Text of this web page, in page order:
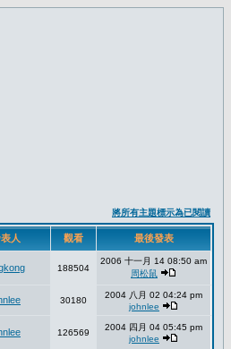
將所有主題標示為已閱讀
人 觀看 最後發表
188504
2006 十一月 14 08:50 am
周松鼠
30180
2004 八月 02 04:24 pm
johnlee
126569
2004 四月 04 05:45 pm
johnlee